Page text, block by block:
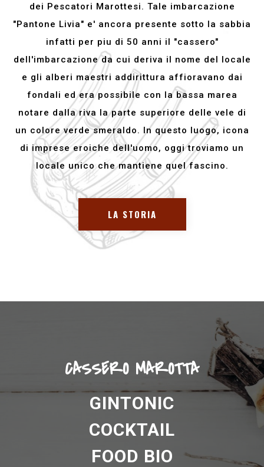
dei Pescatori Marottesi. Tale imbarcazione
"Pantone Livia" e' ancora presente sotto la sabbia
infatti per piu di 50 anni il "cassero"
dell'imbarcazione da cui deriva il nome del locale
e gli alberi maestri addirittura affioravano dai
fondali ed era possibile con la bassa marea
notare dalla riva la parte superiore delle vele di
un colore verde smeraldo. In questo luogo, icona
di imprese eroiche dell'uomo, oggi troviamo un
locale unico che mantiene quel fascino.
LA STORIA
CASSERO MAROTTA
GINTONIC
COCKTAIL
FOOD BIO